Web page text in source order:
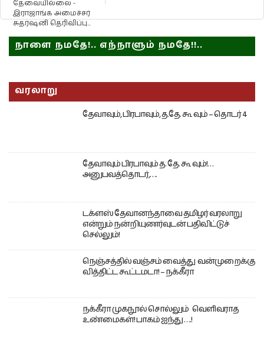
தேவையில்லை -
இராஜாங்க அமைச்சர்
சுதர்ஷனி தெரிவிப்பு...
நாளை நமதே!.. எந்நாளும் நமதே!!..
வரலாறு
தேவாவும், பிரபாவும், த.தே. கூ வும் – தொடர் 4
தேவாவும் பிரபாவும் த. தே. கூ வும்!…
அனுபவத்தொடர்,….
டக்ளஸ் தேவானந்தாவை தமிழர் வரலாறு
என்றும் நன்றியுணர்வுடன் பதிவிட்டுச்
செல்லும்!
நெஞ்சத்தில் வஞ்சம் வைத்து வன்முறைக்கு
வித்திட்ட கூட்டமடா! – நக்கீரா
நக்கீரா முகநூல் சொல்லும் வெளிவராத
உண்மைகள்! பாகம் ஐந்து ….!